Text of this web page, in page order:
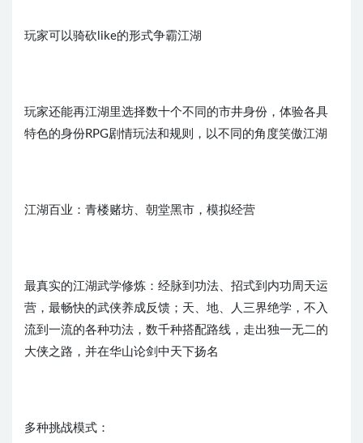
玩家可以骑砍like的形式争霸江湖
玩家还能再江湖里选择数十个不同的市井身份，体验各具
特色的身份RPG剧情玩法和规则，以不同的角度笑傲江湖
江湖百业：青楼赌坊、朝堂黑市，模拟经营
最真实的江湖武学修炼：经脉到功法、招式到内功周天运
营，最畅快的武侠养成反馈；天、地、人三界绝学，不入
流到一流的各种功法，数千种搭配路线，走出独一无二的
大侠之路，并在华山论剑中天下扬名
多种挑战模式：